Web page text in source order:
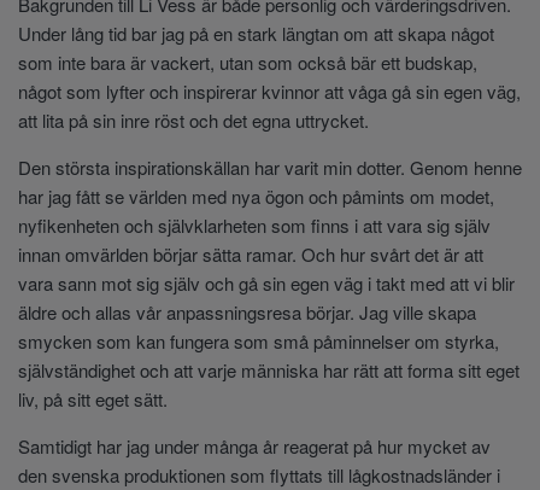
Under lång tid bar jag på en stark längtan om att skapa något
som inte bara är vackert, utan som också bär ett budskap,
något som lyfter och inspirerar kvinnor att våga gå sin egen väg,
att lita på sin inre röst och det egna uttrycket.
Den största inspirationskällan har varit min dotter. Genom henne
har jag fått se världen med nya ögon och påmints om modet,
nyfikenheten och självklarheten som finns i att vara sig själv
innan omvärlden börjar sätta ramar. Och hur svårt det är att
vara sann mot sig själv och gå sin egen väg i takt med att vi blir
äldre och allas vår anpassningsresa börjar. Jag ville skapa
smycken som kan fungera som små påminnelser om styrka,
självständighet och att varje människa har rätt att forma sitt eget
liv, på sitt eget sätt.
Samtidigt har jag under många år reagerat på hur mycket av
den svenska produktionen som flyttats till lågkostnadsländer i